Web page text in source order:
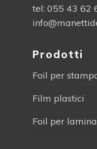
tel: 055 43 62
Prodotti
Foil per
Film plastici
Foil per